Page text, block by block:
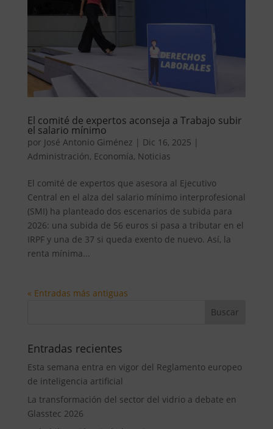
El comité de expertos aconseja a Trabajo subir
el salario mínimo
por José Antonio Giménez | Dic 16, 2025 |
Administración, Economía, Noticias
El comité de expertos que asesora al Ejecutivo
Central en el alza del salario mínimo interprofesional
(SMI) ha planteado dos escenarios de subida para
2026: una subida de 56 euros si pasa a tributar en el
IRPF y una de 37 si queda exento de nuevo. Así, la
renta mínima...
« Entradas más antiguas
Entradas recientes
Esta semana entra en vigor del Reglamento europeo
de inteligencia artificial
La transformación del sector del vidrio a debate en
Glasstec 2026